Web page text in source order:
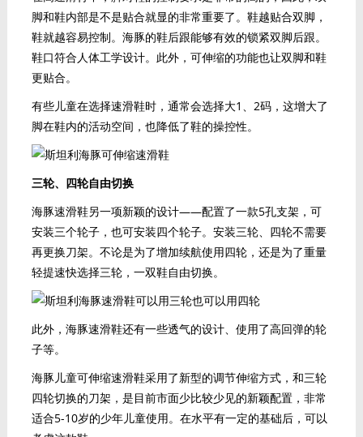
脚和鞋内部是不是贴合就显的非常重要了。鞋越贴合双脚，
鞋就越容易控制。海豚的鞋后跟能够有效的锁紧双脚后跟。
鞋口符合人体工学设计。此外，可伸缩的功能也让双脚和鞋
更贴合。
有些儿童在选择速滑鞋时，通常会选择大1、2码，这增大了
脚在鞋内的活动空间，也降低了鞋的操控性。
三轮、四轮自由切换
海豚速滑鞋另一项新颖的设计——配置了一款5孔支架，可
安装三个轮子，也可安装四个轮子。安装三轮、四轮不需要
再更换刀架。不论是为了增加续航使用四轮，还是为了重量
轻提速快选择三轮，一双鞋自由切换。
此外，海豚速滑鞋还有一些透气的设计、使用了高回弹的轮
子等。
海豚儿童可伸缩速滑鞋采用了新型的调节伸缩方式，和三轮
四轮切换的刀架，是目前市面少比较少见的新颖配置，非常
适合5-10岁的少年儿童使用。在水平有一定的基础后，可以